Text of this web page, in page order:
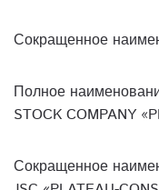
Сокращенное
Полное
STOCK COMPANY
Сокращенное